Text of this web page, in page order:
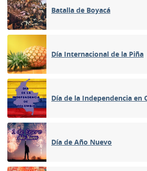
Batalla de Boyacá
Día Internacional de la Piña
Día de la Independencia en
Día de Año Nuevo